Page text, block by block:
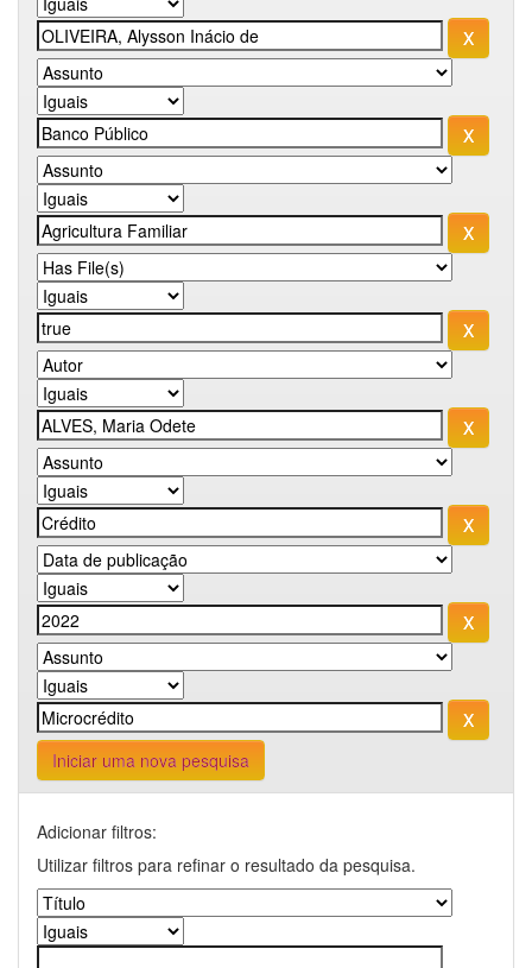
Iniciar uma nova pesquisa
Adicionar filtros:
Utilizar filtros para refinar o resultado da pesquisa.